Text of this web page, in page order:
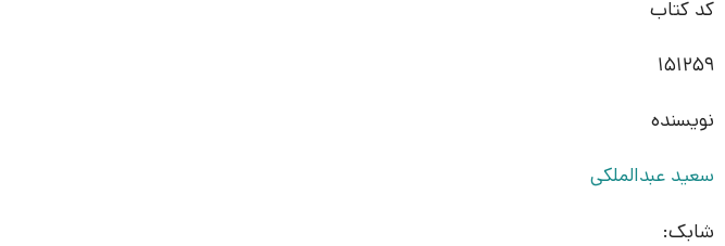
کد کتاب
151259
نویسنده
سعید عبدالملکی
شابک: